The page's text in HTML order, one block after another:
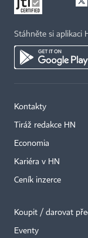
Stáhněte si aplikaci
Kontakty
Tiráž redakce HN
Economia
Kariéra v HN
Ceník inzerce
Koupit / darovat
Eventy